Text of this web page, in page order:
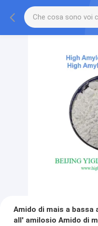
Amido di mais a bassa
all' amilosio Amido di